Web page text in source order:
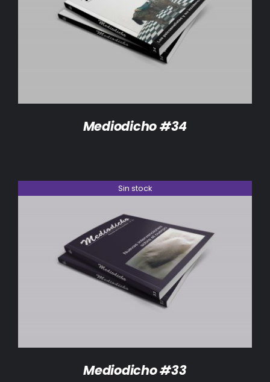
DETALLES
Mediodicho #34
Sin stock
DETALLES
Mediodicho #33